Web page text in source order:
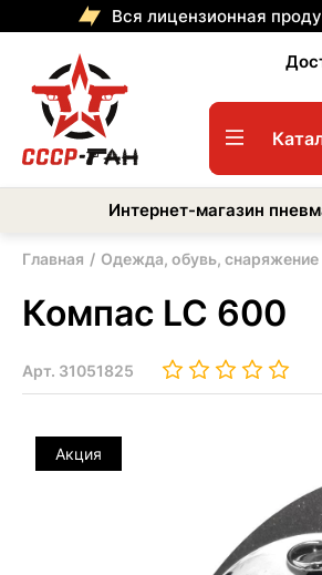
Вся лицензионная
Интернет-магазин
Главная Одежда, обувь, снаряжение
Компас LC 600
Арт. 31051825
Акция